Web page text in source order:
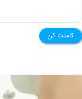
کامنت کن